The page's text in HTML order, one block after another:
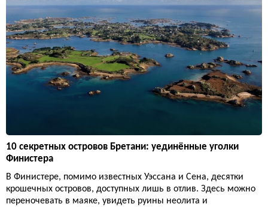
10 секретных островов Бретани: уединённые уголки
Финистера
В Финистере, помимо известных Уэссана и Сена, десятки
крошечных островов, доступных лишь в отлив. Здесь можно
переночевать в маяке, увидеть руины неолита и